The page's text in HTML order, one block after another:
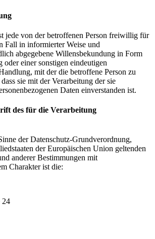
jede von der betroffenen Person freiwillig für
Fall in informierter Weise und
abgegebene Willensbekundung in Form
oder einer sonstigen eindeutigen
mit der die betroffene Person zu
sie mit der Verarbeitung der sie
Daten einverstanden ist.
des für die Verarbeitung
der Datenschutz-Grundverordnung,
der Europäischen Union geltenden
anderer Bestimmungen mit
Charakter ist die:
24